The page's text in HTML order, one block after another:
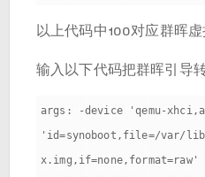
以上代码中100对应群晖
输入以下代码把群晖引导
args: -device 'qemu-
'id=synoboot,file=/var/